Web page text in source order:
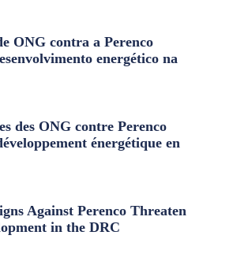
ONG contra a Perenco
energético na
des ONG contre Perenco
énergétique en
Against Perenco Threaten
in the DRC